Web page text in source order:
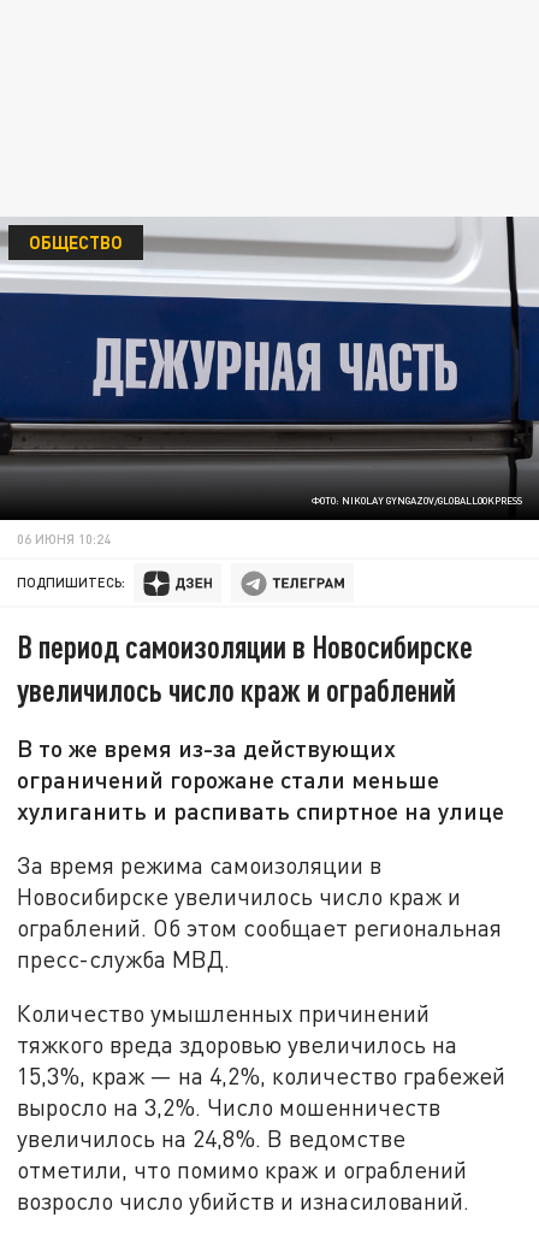
ФОТО: NIKOLAY GYNGAZOV/GLOBALLOOKPRESS
ОБЩЕСТВО
06 ИЮНЯ 10:24
ПОДПИШИТЕСЬ:
В период самоизоляции в Новосибирске
увеличилось число краж и ограблений
В то же время из-за действующих
ограничений горожане стали меньше
хулиганить и распивать спиртное на улице
За время режима самоизоляции в
Новосибирске увеличилось число краж и
ограблений. Об этом сообщает региональная
пресс-служба МВД.
Количество умышленных причинений
тяжкого вреда здоровью увеличилось на
15,3%, краж — на 4,2%, количество грабежей
выросло на 3,2%. Число мошенничеств
увеличилось на 24,8%. В ведомстве
отметили, что помимо краж и ограблений
возросло число убийств и изнасилований.